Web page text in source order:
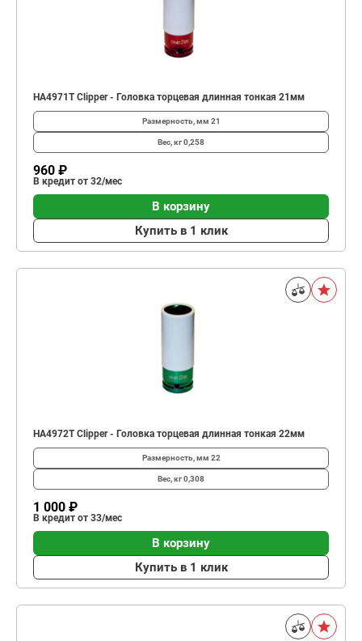
HA4971T Clipper - Головка торцевая длинная тонкая 21мм
Размерность, мм 21
Вес, кг0,258
960 ₽
В кредит от 32/мес
В корзину
Купить в 1 клик
HA4972T Clipper - Головка торцевая длинная тонкая 22мм
Размерность, мм 22
Вес, кг0,308
1 000 ₽
В кредит от 33/мес
В корзину
Купить в 1 клик